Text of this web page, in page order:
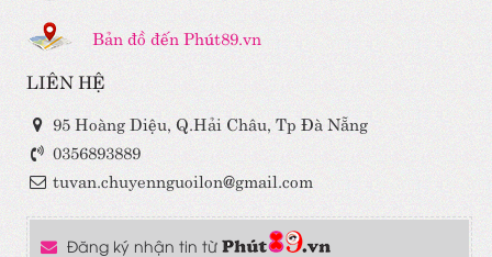
Bản đồ đến Phút89.vn
LIÊN HỆ
95 Hoàng Diệu, Q.Hải Châu, Tp Đà Nẵng
0356893889
tuvan.chuyennguoilon@gmail.com
Đăng ký nhận tin từ